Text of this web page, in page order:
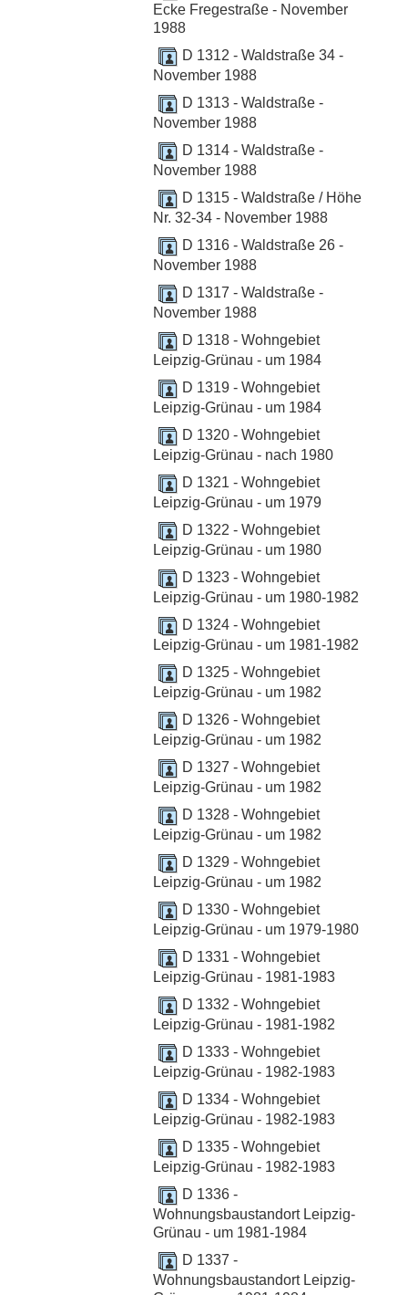
Ecke Fregestraße - November
1988
D 1312 - Waldstraße 34 -
November 1988
D 1313 - Waldstraße -
November 1988
D 1314 - Waldstraße -
November 1988
D 1315 - Waldstraße / Höhe
Nr. 32-34 - November 1988
D 1316 - Waldstraße 26 -
November 1988
D 1317 - Waldstraße -
November 1988
D 1318 - Wohngebiet
Leipzig-Grünau - um 1984
D 1319 - Wohngebiet
Leipzig-Grünau - um 1984
D 1320 - Wohngebiet
Leipzig-Grünau - nach 1980
D 1321 - Wohngebiet
Leipzig-Grünau - um 1979
D 1322 - Wohngebiet
Leipzig-Grünau - um 1980
D 1323 - Wohngebiet
Leipzig-Grünau - um 1980-1982
D 1324 - Wohngebiet
Leipzig-Grünau - um 1981-1982
D 1325 - Wohngebiet
Leipzig-Grünau - um 1982
D 1326 - Wohngebiet
Leipzig-Grünau - um 1982
D 1327 - Wohngebiet
Leipzig-Grünau - um 1982
D 1328 - Wohngebiet
Leipzig-Grünau - um 1982
D 1329 - Wohngebiet
Leipzig-Grünau - um 1982
D 1330 - Wohngebiet
Leipzig-Grünau - um 1979-1980
D 1331 - Wohngebiet
Leipzig-Grünau - 1981-1983
D 1332 - Wohngebiet
Leipzig-Grünau - 1981-1982
D 1333 - Wohngebiet
Leipzig-Grünau - 1982-1983
D 1334 - Wohngebiet
Leipzig-Grünau - 1982-1983
D 1335 - Wohngebiet
Leipzig-Grünau - 1982-1983
D 1336 -
Wohnungsbaustandort Leipzig-
Grünau - um 1981-1984
D 1337 -
Wohnungsbaustandort Leipzig-